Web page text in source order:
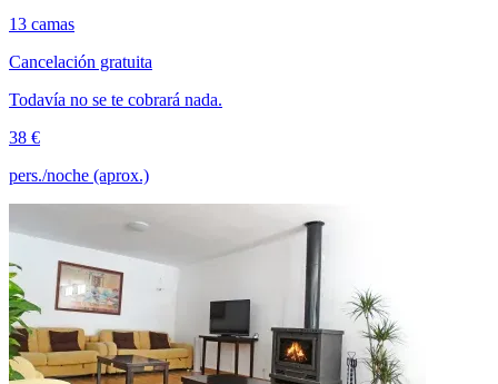
13 camas
Cancelación gratuita
Todavía no se te cobrará nada.
38 €
pers./noche (aprox.)